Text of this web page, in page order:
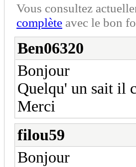
Vous consultez
complète avec le bon
Ben06320
Bonjour
Quelqu' un sait il
Merci
filou59
Bonjour